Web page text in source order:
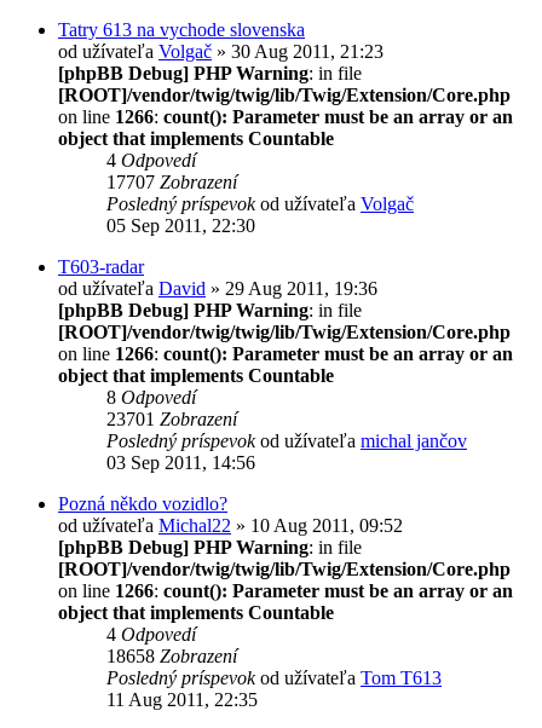
Tatry 613 na vychode slovenska
od užívateľa Volgač » 30 Aug 2011, 21:23
[phpBB Debug] PHP Warning: in file
[ROOT]/vendor/twig/twig/lib/Twig/Extension/Core.php
on line 1266: count(): Parameter must be an array or an
object that implements Countable
4 Odpovedí
17707 Zobrazení
Posledný príspevokod užívateľa Volgač
05 Sep 2011, 22:30
T603-radar
od užívateľa David » 29 Aug 2011, 19:36
[phpBB Debug] PHP Warning: in file
[ROOT]/vendor/twig/twig/lib/Twig/Extension/Core.php
on line 1266: count(): Parameter must be an array or an
object that implements Countable
8 Odpovedí
23701 Zobrazení
Posledný príspevokod užívateľa michal jančov
03 Sep 2011, 14:56
Pozná někdo vozidlo?
od užívateľa Michal22 » 10 Aug 2011, 09:52
[phpBB Debug] PHP Warning: in file
[ROOT]/vendor/twig/twig/lib/Twig/Extension/Core.php
on line 1266: count(): Parameter must be an array or an
object that implements Countable
4 Odpovedí
18658 Zobrazení
Posledný príspevokod užívateľa Tom T613
11 Aug 2011, 22:35